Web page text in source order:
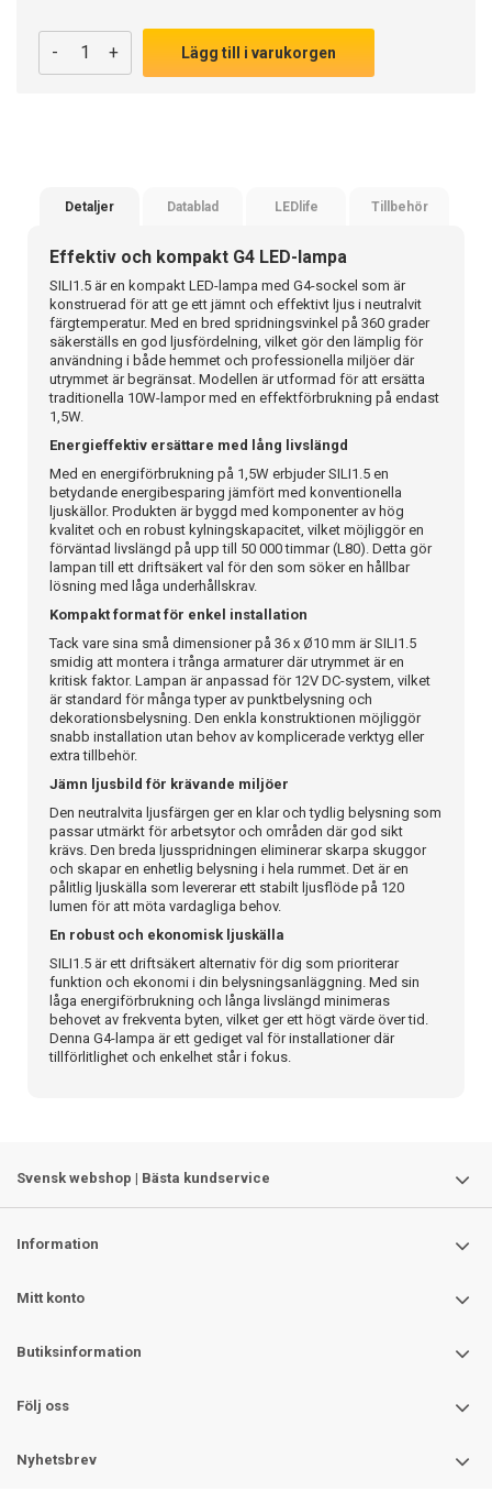
- + Lägg till i varukorgen
Detaljer Datablad LEDlife Tillbehör
Effektiv och kompakt G4 LED-lampa
SILI1.5 är en kompakt LED-lampa med G4-sockel som är
konstruerad för att ge ett jämnt och effektivt ljus i neutralvit
färgtemperatur. Med en bred spridningsvinkel på 360 grader
säkerställs en god ljusfördelning, vilket gör den lämplig för
användning i både hemmet och professionella miljöer där
utrymmet är begränsat. Modellen är utformad för att ersätta
traditionella 10W-lampor med en effektförbrukning på endast
1,5W.
Energieffektiv ersättare med lång livslängd
Med en energiförbrukning på 1,5W erbjuder SILI1.5 en
betydande energibesparing jämfört med konventionella
ljuskällor. Produkten är byggd med komponenter av hög
kvalitet och en robust kylningskapacitet, vilket möjliggör en
förväntad livslängd på upp till 50 000 timmar (L80). Detta gör
lampan till ett driftsäkert val för den som söker en hållbar
lösning med låga underhållskrav.
Kompakt format för enkel installation
Tack vare sina små dimensioner på 36 x Ø10 mm är SILI1.5
smidig att montera i trånga armaturer där utrymmet är en
kritisk faktor. Lampan är anpassad för 12V DC-system, vilket
är standard för många typer av punktbelysning och
dekorationsbelysning. Den enkla konstruktionen möjliggör
snabb installation utan behov av komplicerade verktyg eller
extra tillbehör.
Jämn ljusbild för krävande miljöer
Den neutralvita ljusfärgen ger en klar och tydlig belysning som
passar utmärkt för arbetsytor och områden där god sikt
krävs. Den breda ljusspridningen eliminerar skarpa skuggor
och skapar en enhetlig belysning i hela rummet. Det är en
pålitlig ljuskälla som levererar ett stabilt ljusflöde på 120
lumen för att möta vardagliga behov.
En robust och ekonomisk ljuskälla
SILI1.5 är ett driftsäkert alternativ för dig som prioriterar
funktion och ekonomi i din belysningsanläggning. Med sin
låga energiförbrukning och långa livslängd minimeras
behovet av frekventa byten, vilket ger ett högt värde över tid.
Denna G4-lampa är ett gediget val för installationer där
tillförlitlighet och enkelhet står i fokus.
Svensk webshop | Bästa kundservice
Information
Mitt konto
Butiksinformation
Följ oss
Nyhetsbrev